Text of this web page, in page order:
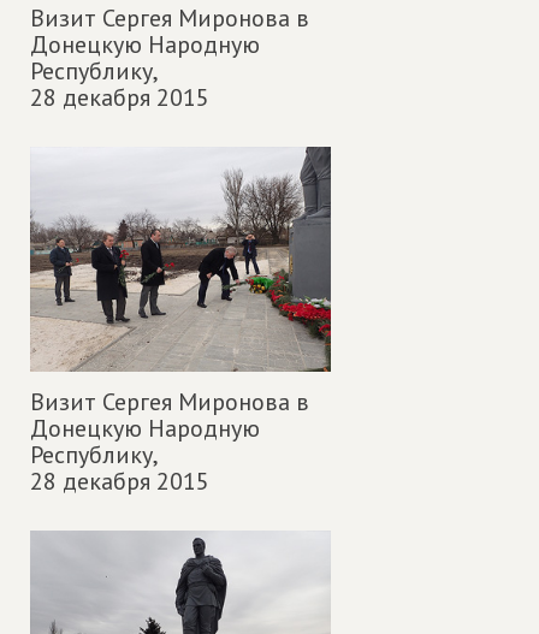
Визит Сергея Миронова в
Донецкую Народную
Республику,
28 декабря 2015
Визит Сергея Миронова в
Донецкую Народную
Республику,
28 декабря 2015